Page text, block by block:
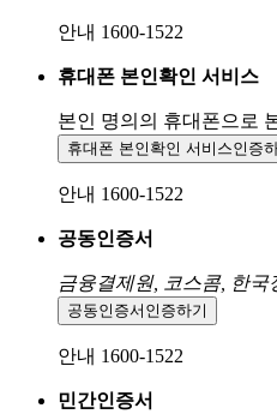
안내 1600-1522
휴대폰 본인확인 서비스
본인 명의의 휴대폰으로
휴대폰 본인확인 서비스인증
안내 1600-1522
공동인증서
금융결제원, 코스콤, 한
공동인증서 인증하기
안내 1600-1522
민간인증서